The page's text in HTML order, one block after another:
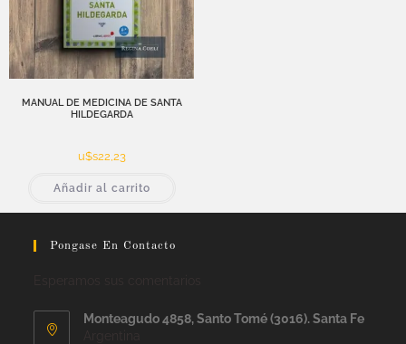
MANUAL DE MEDICINA DE SANTA
HILDEGARDA
u$s22,23
Añadir al carrito
Pongase En Contacto
Monteagudo 4858, Santo Tomé (3016). Santa Fe